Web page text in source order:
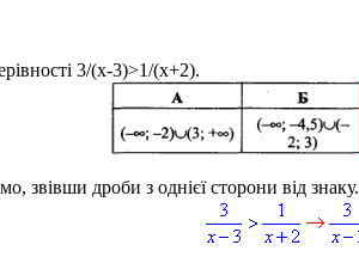
3/(x-3)>1/(x+2).
звівши дроби з однієї сторони від знаку.